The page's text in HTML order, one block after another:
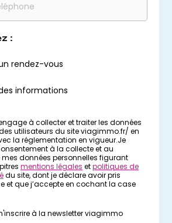
:
rendez-vous
informations
à collecter et traiter les données
utilisateurs du site viagimmo.fr/ en
la réglementation en vigueur.Je
à la collecte et au
données personnelles figurant
mentions légales etpolitiques de
du site, dont je déclare avoir pris
et que j’accepte en cochant la case
à la newsletter viagimmo